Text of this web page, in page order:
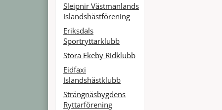
Sleipnir Västmanlands
Islandshästförening
Eriksdals
Sportryttarklubb
Stora Ekeby Ridklubb
Eidfaxi
Islandshästklubb
Strängnäsbygdens
Ryttarförening